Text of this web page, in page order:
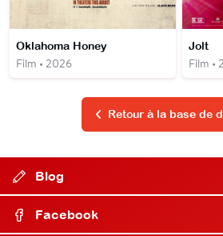
Oklahoma Honey
Film • 2026
Jolt
Film •
Retour à la base de
Blog
Facebook